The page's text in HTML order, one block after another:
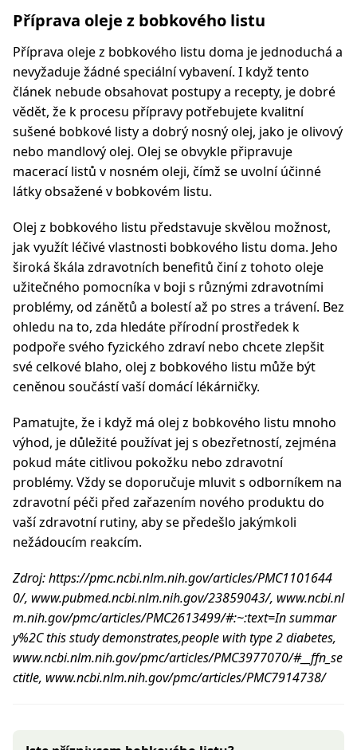
Příprava oleje z bobkového listu
Příprava oleje z bobkového listu doma je jednoduchá a
nevyžaduje žádné speciální vybavení. I když tento
článek nebude obsahovat postupy a recepty, je dobré
vědět, že k procesu přípravy potřebujete kvalitní
sušené bobkové listy a dobrý nosný olej, jako je olivový
nebo mandlový olej. Olej se obvykle připravuje
macerací listů v nosném oleji, čímž se uvolní účinné
látky obsažené v bobkovém listu.
Olej z bobkového listu představuje skvělou možnost,
jak využít léčivé vlastnosti bobkového listu doma. Jeho
široká škála zdravotních benefitů činí z tohoto oleje
užitečného pomocníka v boji s různými zdravotními
problémy, od zánětů a bolestí až po stres a trávení. Bez
ohledu na to, zda hledáte přírodní prostředek k
podpoře svého fyzického zdraví nebo chcete zlepšit
své celkové blaho, olej z bobkového listu může být
ceněnou součástí vaší domácí lékárničky.
Pamatujte, že i když má olej z bobkového listu mnoho
výhod, je důležité používat jej s obezřetností, zejména
pokud máte citlivou pokožku nebo zdravotní
problémy. Vždy se doporučuje mluvit s odborníkem na
zdravotní péči před zařazením nového produktu do
vaší zdravotní rutiny, aby se předešlo jakýmkoli
nežádoucím reakcím.
Zdroj: https://pmc.ncbi.nlm.nih.gov/articles/PMC1101644
0/, www.pubmed.ncbi.nlm.nih.gov/23859043/, www.ncbi.nl
m.nih.gov/pmc/articles/PMC2613499/#:~:text=In summar
y%2C this study demonstrates,people with type 2 diabetes,
www.ncbi.nlm.nih.gov/pmc/articles/PMC3977070/#__ffn_se
ctitle, www.ncbi.nlm.nih.gov/pmc/articles/PMC7914738/